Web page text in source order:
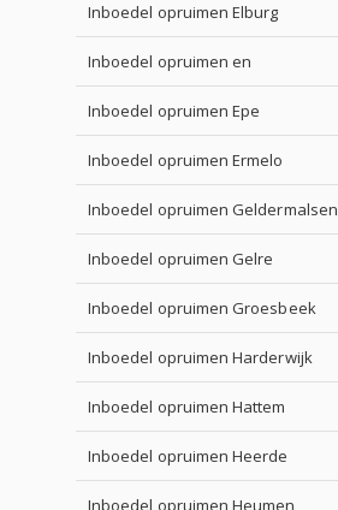
Inboedel opruimen Elburg
Inboedel opruimen en
Inboedel opruimen Epe
Inboedel opruimen Ermelo
Inboedel opruimen Geldermalsen
Inboedel opruimen Gelre
Inboedel opruimen Groesbeek
Inboedel opruimen Harderwijk
Inboedel opruimen Hattem
Inboedel opruimen Heerde
Inboedel opruimen Heumen